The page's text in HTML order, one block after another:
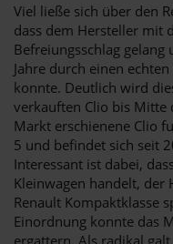
Viel ließe sich über den
dass dem Hersteller mit
Befreiungsschlag
Jahre durch einen
konnte. Deutlich wird
verkauften Clio bis Mitte
Markt erschienene Clio
5 und befindet sich seit
Interessant ist dabei,
Kleinwagen handelt, der
Renault Kompaktklasse
Einordnung konnte das
ergattern. Als radikal